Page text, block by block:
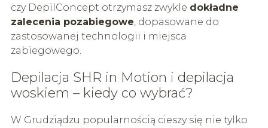
czy DepilConcept otrzymasz zwykle dokładne
zalecenia pozabiegowe, dopasowane do
zastosowanej technologii i miejsca
zabiegowego.
Depilacja SHR in Motion i depilacja
woskiem – kiedy co wybrać?
W Grudziądzu popularnością cieszy się nie tylko